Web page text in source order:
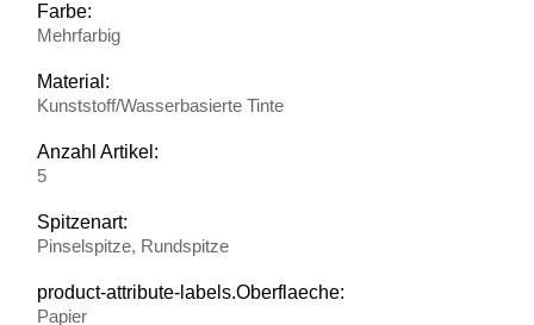
Farbe:
Mehrfarbig
Material:
Kunststoff/Wasserbasierte Tinte
Anzahl Artikel:
5
Spitzenart:
Pinselspitze, Rundspitze
product-attribute-labels.Oberflaeche:
Papier